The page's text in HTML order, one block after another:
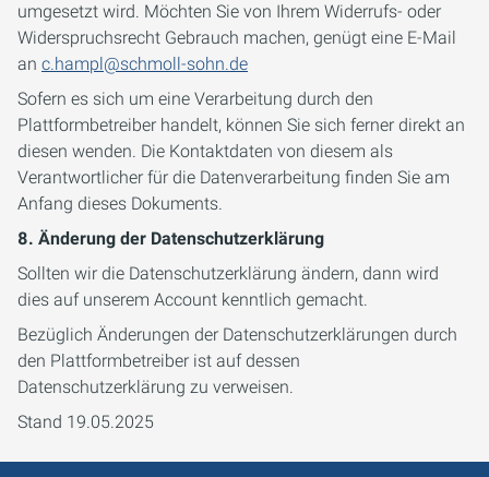
umgesetzt wird. Möchten Sie von Ihrem Widerrufs- oder
Widerspruchsrecht Gebrauch machen, genügt eine E-Mail
an c.hampl@schmoll-sohn.de
Sofern es sich um eine Verarbeitung durch den
Plattformbetreiber handelt, können Sie sich ferner direkt an
diesen wenden. Die Kontaktdaten von diesem als
Verantwortlicher für die Datenverarbeitung finden Sie am
Anfang dieses Dokuments.
8. Änderung der Datenschutzerklärung
Sollten wir die Datenschutzerklärung ändern, dann wird
dies auf unserem Account kenntlich gemacht.
Bezüglich Änderungen der Datenschutzerklärungen durch
den Plattformbetreiber ist auf dessen
Datenschutzerklärung zu verweisen.
Stand 19.05.2025